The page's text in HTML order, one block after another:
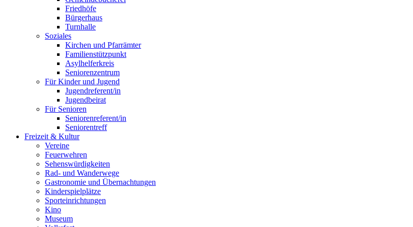
Friedhöfe
Bürgerhaus
Turnhalle
Soziales
Kirchen und Pfarrämter
Familienstützpunkt
Asylhelferkreis
Seniorenzentrum
Für Kinder und Jugend
Jugendreferent/in
Jugendbeirat
Für Senioren
Seniorenreferent/in
Seniorentreff
Freizeit & Kultur
Vereine
Feuerwehren
Sehenswürdigkeiten
Rad- und Wanderwege
Gastronomie und Übernachtungen
Kinderspielplätze
Sporteinrichtungen
Kino
Museum